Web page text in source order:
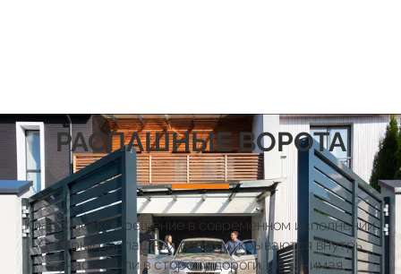
РАСПАШНЫЕ ВОРОТА
Классическое решение в современном исполнении.
Створки распашных ворот открываются внутрь
участка или в сторону дороги, не занимая